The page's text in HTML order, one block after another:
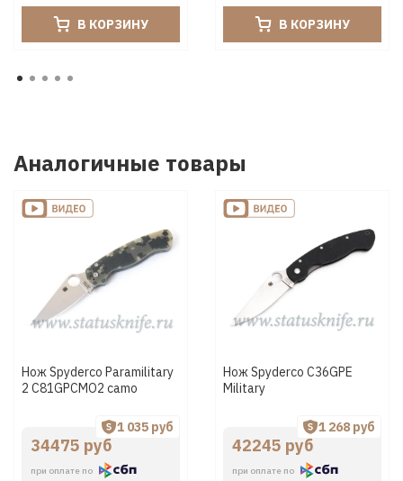
В КОРЗИНУ В КОРЗИНУ
Аналогичные товары
Нож Spyderco Paramilitary
2 C81GPCMO2 camo
34475 руб
при оплате по
1 035 руб
Нож Spyderco C36GPE
Military
42245 руб
при оплате по
1 268 руб